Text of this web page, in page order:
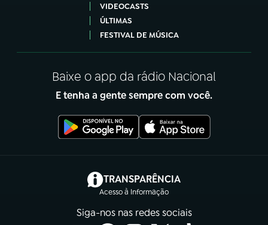
VIDEOCASTS
ÚLTIMAS
FESTIVAL DE MÚSICA
Baixe o app da rádio Nacional
E tenha a gente sempre com você.
TRANSPARÊNCIA
Acesso à Informação
(abre em nova aba)
Siga-nos nas redes sociais